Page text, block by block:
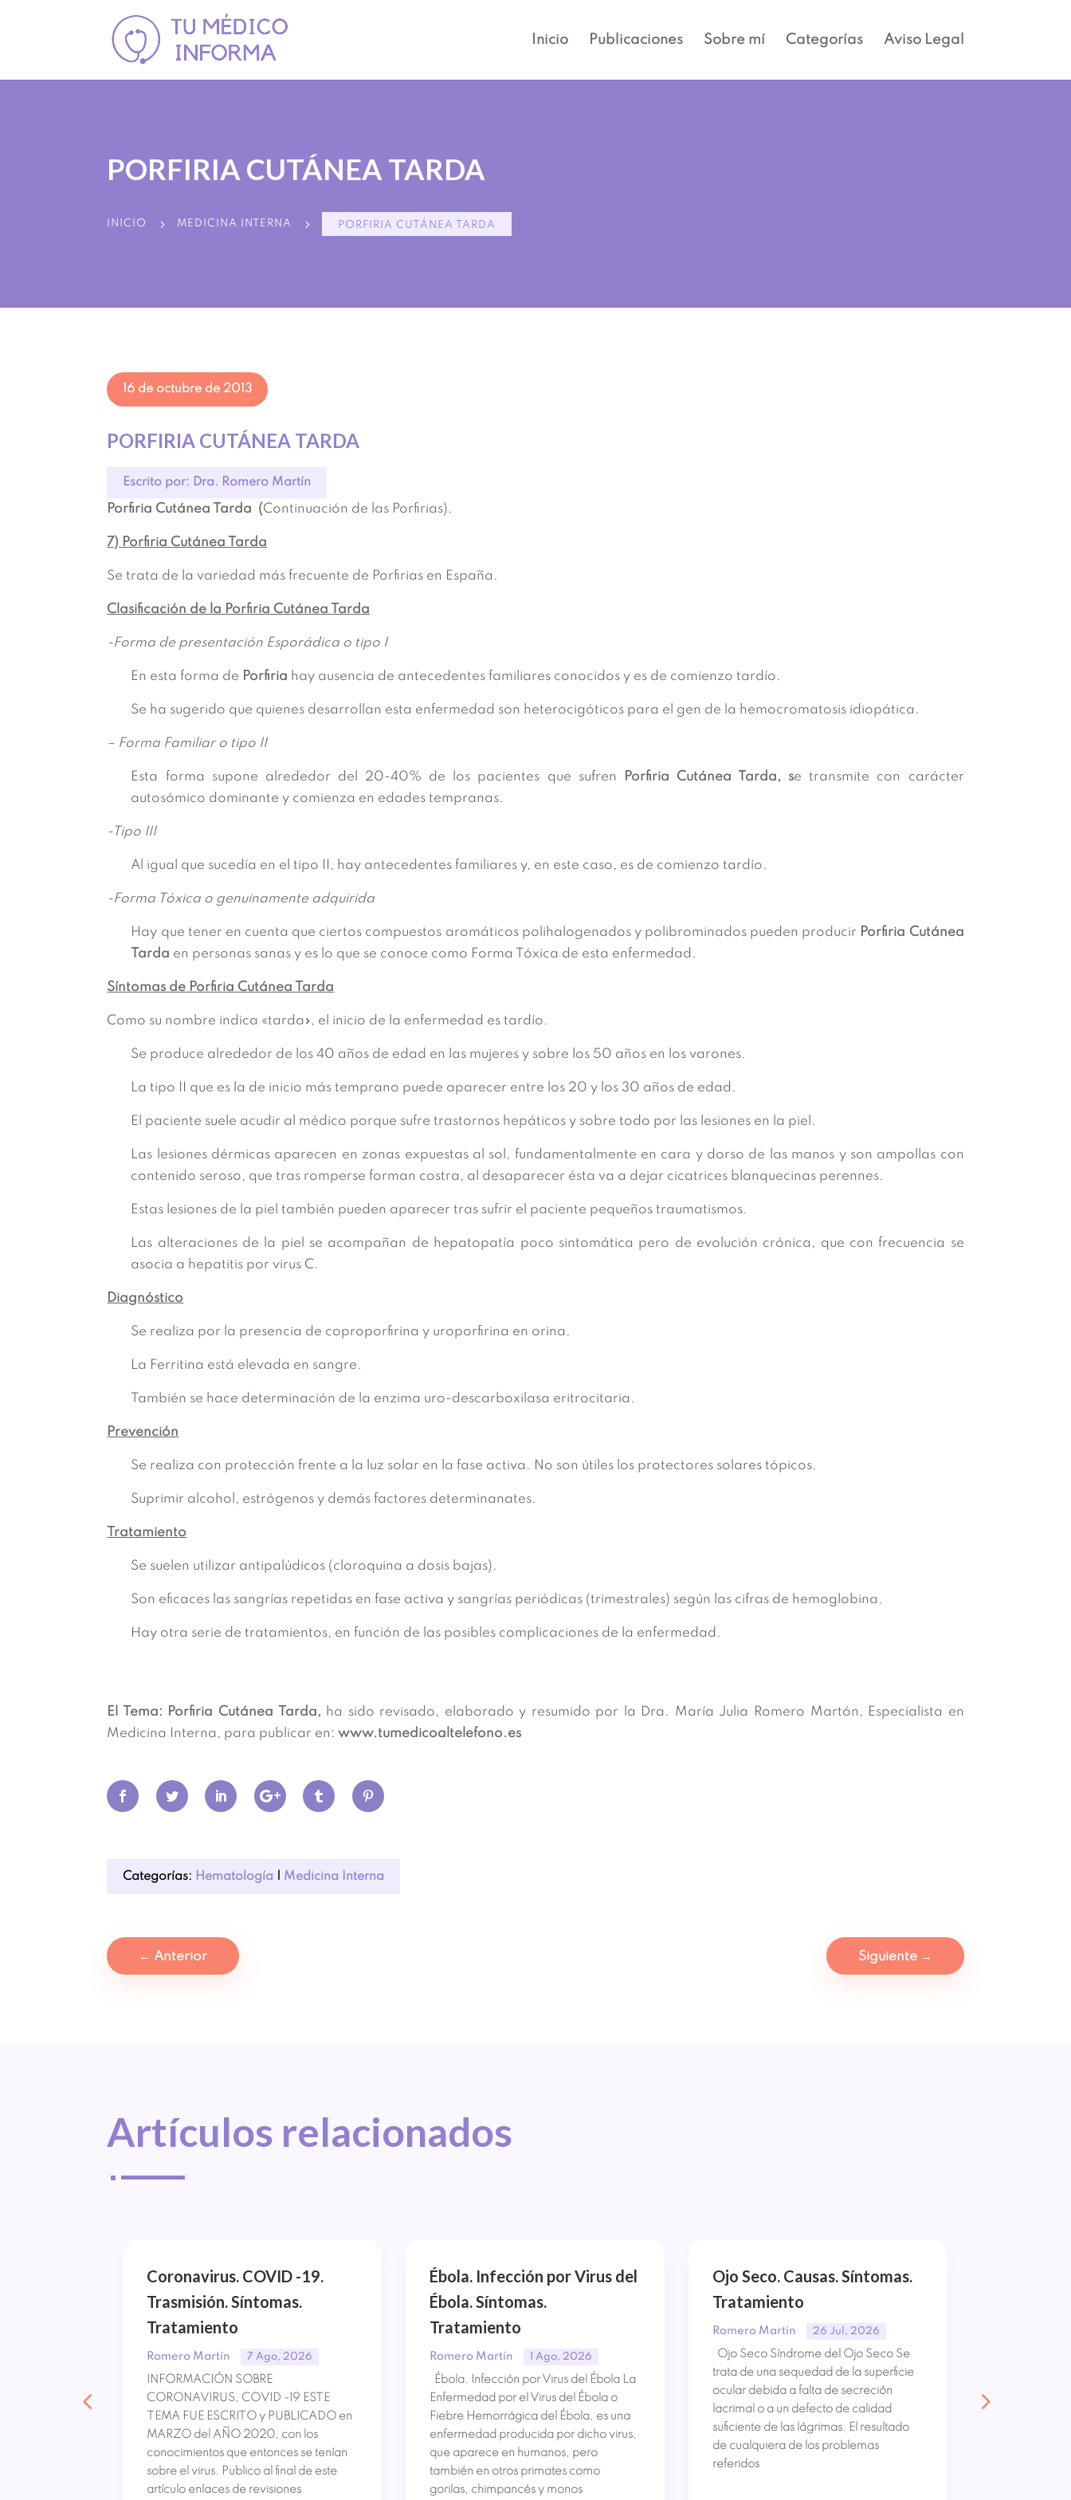
Inicio Publicaciones Sobre mí Categorías Aviso Legal
PORFIRIA CUTÁNEA TARDA
INICIO 5 MEDICINA INTERNA 5 PORFIRIA CUTÁNEA TARDA
16 de octubre de 2013
PORFIRIA CUTÁNEA TARDA
Escrito por: Dra. Romero Martín
Porfiria Cutánea Tarda (Continuación de las Porfirias).
7) Porfiria Cutánea Tarda
Se trata de la variedad más frecuente de Porfirias en España.
Clasificación de la Porfiria Cutánea Tarda
-Forma de presentación Esporádica o tipo I
En esta forma de Porfiria hay ausencia de antecedentes familiares conocidos y es de comienzo tardío.
Se ha sugerido que quienes desarrollan esta enfermedad son heterocigóticos para el gen de la hemocromatosis idiopática.
– Forma Familiar o tipo II
Esta forma supone alrededor del 20-40% de los pacientes que sufren Porfiria Cutánea Tarda, se transmite con carácter
autosómico dominante y comienza en edades tempranas.
-Tipo III
Al igual que sucedía en el tipo II, hay antecedentes familiares y, en este caso, es de comienzo tardío.
-Forma Tóxica o genuinamente adquirida
Hay que tener en cuenta que ciertos compuestos aromáticos polihalogenados y polibrominados pueden producir Porfiria Cutánea
Tarda en personas sanas y es lo que se conoce como Forma Tóxica de esta enfermedad.
Síntomas de Porfiria Cutánea Tarda
Como su nombre indica «tarda», el inicio de la enfermedad es tardío.
Se produce alrededor de los 40 años de edad en las mujeres y sobre los 50 años en los varones.
La tipo II que es la de inicio más temprano puede aparecer entre los 20 y los 30 años de edad.
El paciente suele acudir al médico porque sufre trastornos hepáticos y sobre todo por las lesiones en la piel.
Las lesiones dérmicas aparecen en zonas expuestas al sol, fundamentalmente en cara y dorso de las manos y son ampollas con
contenido seroso, que tras romperse forman costra, al desaparecer ésta va a dejar cicatrices blanquecinas perennes.
Estas lesiones de la piel también pueden aparecer tras sufrir el paciente pequeños traumatismos.
Las alteraciones de la piel se acompañan de hepatopatía poco sintomática pero de evolución crónica, que con frecuencia se
asocia a hepatitis por virus C.
Diagnóstico
Se realiza por la presencia de coproporfirina y uroporfirina en orina.
La Ferritina está elevada en sangre.
También se hace determinación de la enzima uro-descarboxilasa eritrocitaria.
Prevención
Se realiza con protección frente a la luz solar en la fase activa. No son útiles los protectores solares tópicos.
Suprimir alcohol, estrógenos y demás factores determinanates.
Tratamiento
Se suelen utilizar antipalúdicos (cloroquina a dosis bajas).
Son eficaces las sangrías repetidas en fase activa y sangrías periódicas (trimestrales) según las cifras de hemoglobina.
Hay otra serie de tratamientos, en función de las posibles complicaciones de la enfermedad.
El Tema: Porfiria Cutánea Tarda, ha sido revisado, elaborado y resumido por la Dra. María Julia Romero Martón, Especialista en
Medicina Interna, para publicar en: www.tumedicoaltelefono.es
Categorías: Hematología Medicina Interna
← Anterior Siguiente→
Artículos relacionados
^
Coronavirus. COVID -19.
Trasmisión. Síntomas.
Tratamiento
Romero Martín 7 Ago, 2026
INFORMACIÓN SOBRE
CORONAVIRUS, COVID -19 ESTE
TEMA FUE ESCRITO y PUBLICADO en
MARZO del AÑO 2020, con los
conocimientos que entonces se tenían
sobre el virus. Publico al final de este
artículo enlaces de revisiones
Ébola. Infección por Virus del
Ébola. Síntomas.
Tratamiento
Romero Martín 1 Ago, 2026
Ébola. Infección por Virus del Ébola La
Enfermedad por el Virus del Ébola o
Fiebre Hemorrágica del Ébola, es una
enfermedad producida por dicho virus,
que aparece en humanos, pero
también en otros primates como
gorilas, chimpancés y monos
Ojo Seco. Causas. Síntomas.
Tratamiento
Romero Martín 26 Jul, 2026
Ojo Seco Síndrome del Ojo Seco Se
trata de una sequedad de la superficie
ocular debida a falta de secreción
lacrimal o a un defecto de calidad
suficiente de las lágrimas. El resultado
de cualquiera de los problemas
referidos